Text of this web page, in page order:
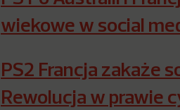
wiekowe w social
PS2 Francja zakaże
Rewolucja w prawie